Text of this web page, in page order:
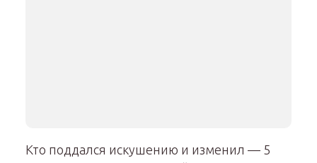
Кто поддался искушению и изменил — 5